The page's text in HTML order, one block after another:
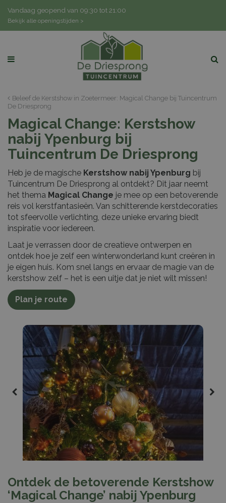
Beleef de Kerstshow in Zoetermeer: Magical Change bij Tuincentrum
De Driesprong
Vandaag geopend van 09:30 tot21:00
Bekijk alle openingstijden >
Magical Change: Kerstshow
nabij Ypenburg bij
Tuincentrum De Driesprong
Heb je de magische Kerstshow nabij Ypenburg bij
Tuincentrum De Driesprong al ontdekt? Dit jaar neemt
het thema Magical Change je mee op een betoverende
reis vol kerstfantasieën. Van schitterende kerstdecoraties
tot sfeervolle verlichting, deze unieke ervaring biedt
inspiratie voor iedereen.
Laat je verrassen door de creatieve ontwerpen en
ontdek hoe je zelf een winterwonderland kunt creëren in
je eigen huis. Kom snel langs en ervaar de magie van de
kerstshow zelf – het is een uitje dat je niet wilt missen!
Plan je route
Ontdek de betoverende Kerstshow
‘Magical Change’ nabij Ypenburg